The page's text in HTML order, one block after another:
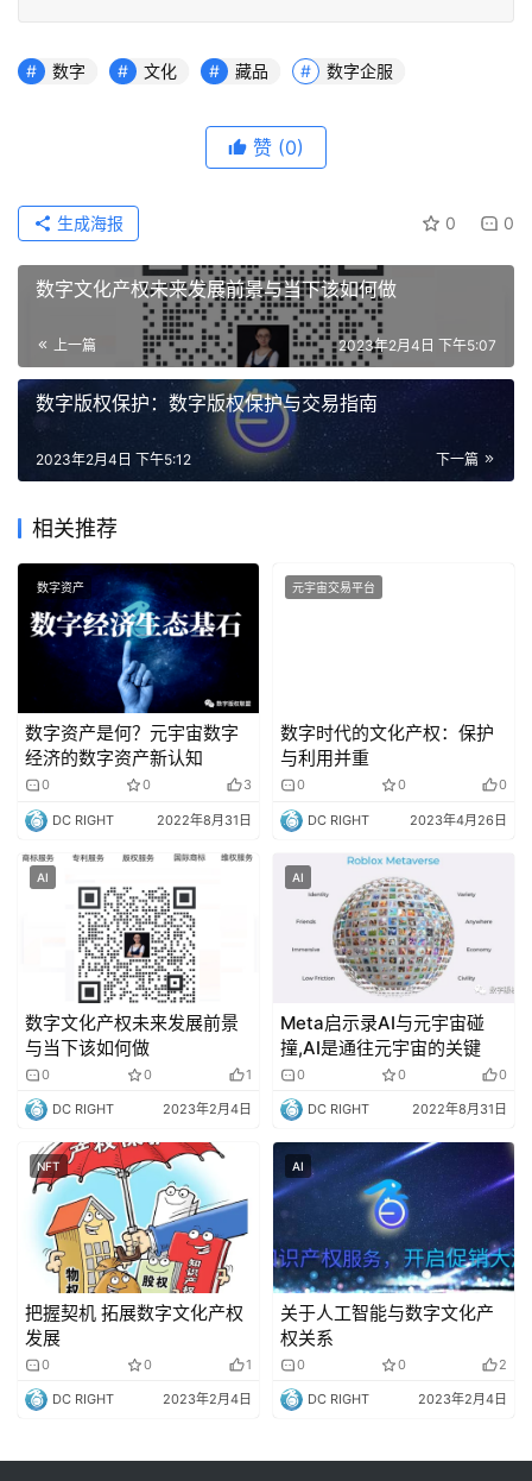
数字 文化 藏品 数字企服
赞 (0)
0 0
生成海报
数字文化产权未来发展前景与当下该如何做
上一篇 2023年2月4日 下午5:07
数字版权保护：数字版权保护与交易指南
下一篇
2023年2月4日 下午5:12
相关推荐
数字资产
数字资产是何？元宇宙数字
经济的数字资产新认知
0 0 3
DC RIGHT 2022年8月31日
元宇宙交易平台
数字时代的文化产权：保护
与利用并重
0 0 0
DC RIGHT 2023年4月26日
AI
数字文化产权未来发展前景
与当下该如何做
0 0 1
DC RIGHT 2023年2月4日
AI
Meta启示录AI与元宇宙碰
撞,AI是通往元宇宙的关键
0 0 0
DC RIGHT 2022年8月31日
NFT
把握契机 拓展数字文化产权
发展
0 0 1
DC RIGHT 2023年2月4日
AI
关于人工智能与数字文化产
权关系
0 0 2
DC RIGHT 2023年2月4日